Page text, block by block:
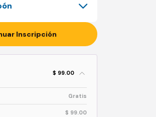
Inscripción
$ 99.00
Gratis
$ 99.00